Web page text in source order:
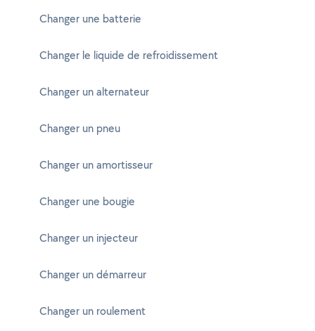
Changer une batterie
Changer le liquide de refroidissement
Changer un alternateur
Changer un pneu
Changer un amortisseur
Changer une bougie
Changer un injecteur
Changer un démarreur
Changer un roulement